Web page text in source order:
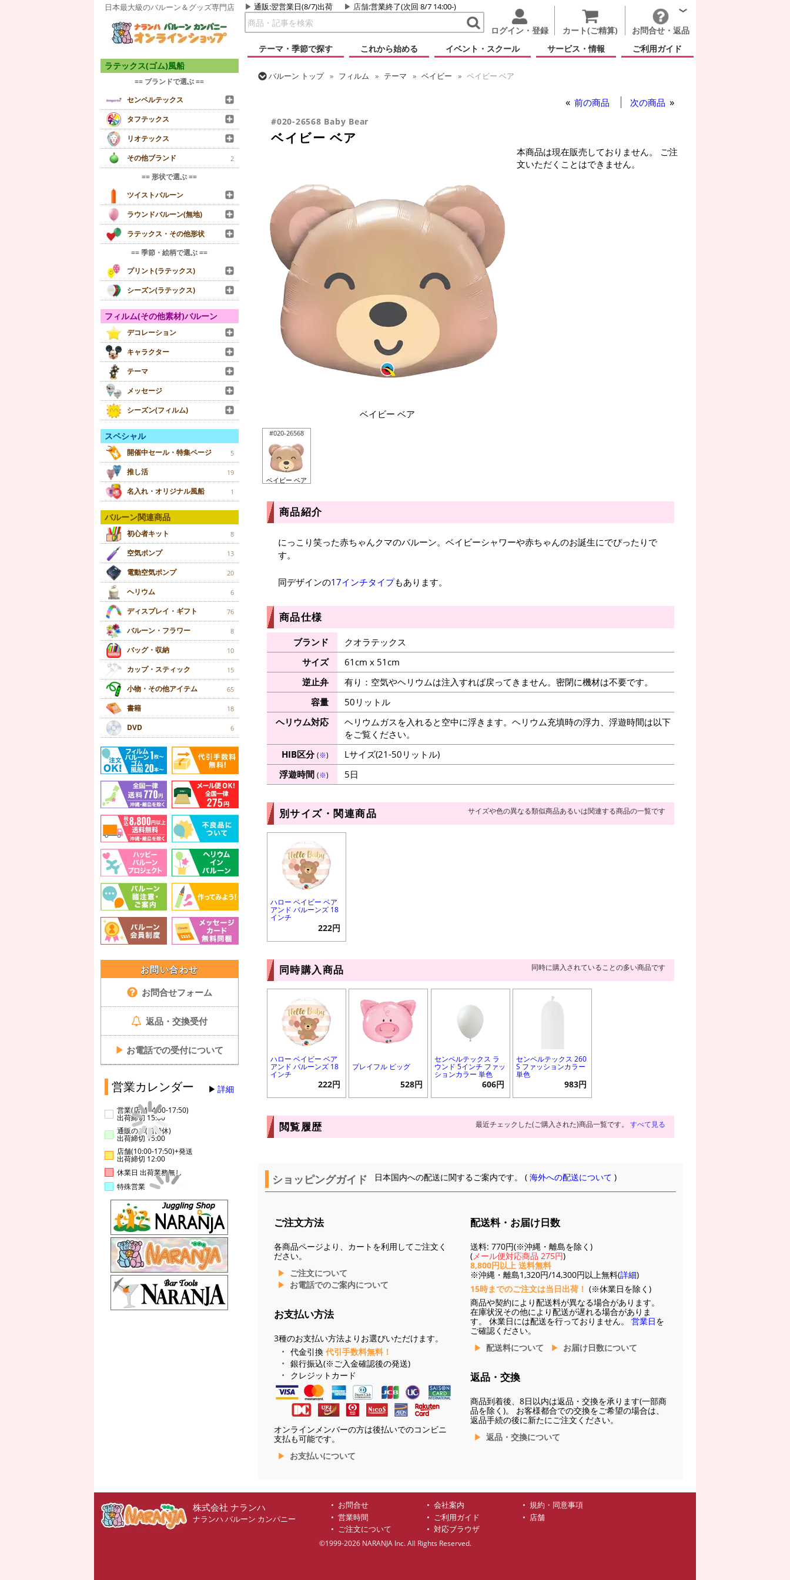
日本最大級のバルーン＆グッズ専門店 通販:翌営業日(8/7)出荷 店舗:営業終了(次回 8/7 14:00-)
ログイン・登録 カート(ご精算)
お問合せ・返品
テーマ・季節で探す
これから始める イベント・スクール サービス・情報 ご利用ガイド
ラテックス(ゴム)風船
== ブランドで選ぶ ==
センペルテックス
タフテックス
リオテックス
その他ブランド
2
== 形状で選ぶ ==
ツイストバルーン
ラウンドバルーン(無地)
ラテックス・その他形状
== 季節・絵柄で選ぶ ==
プリント(ラテックス)
シーズン(ラテックス)
フィルム(その他素材)バルーン
デコレーション
キャラクター
テーマ
メッセージ
シーズン(フィルム)
スペシャル
開催中セール・特集ページ 5
推し活 19
名入れ・オリジナル風船 1
バルーン関連商品
初心者キット 8
空気ポンプ 13
電動空気ポンプ 20
ヘリウム 6
ディスプレイ・ギフト 76
バルーン・フラワー 8
バッグ・収納 10
カップ・スティック 15
小物・その他アイテム 65
書籍 18
DVD 6
お問い合わせ
お問合せフォーム
返品・交換受付
▶ お電話での受付について
営業カレンダー 詳細
営業(店舗14:00-17:50)
出荷締切 15:00
通販のみ(店舗休)
出荷締切 15:00
店舗(10:00-17:50)+発送
出荷締切 12:00
休業日 出荷業務無し
特殊営業
バルーン トップ フィルム テーマ ベイビー
ベイビー ベア
前の商品 次の商品
#020-26568 Baby Bear
ベイビー ベア
ベイビー ベア
#020-26568
ベイビー ベア
本商品は現在販売しておりません。 ご注
文いただくことはできません。
商品紹介
にっこり笑った赤ちゃんクマのバルーン。ベイビーシャワーや赤ちゃんのお誕生にでぴったりで
す。
同デザインの17インチタイプもあります。
商品仕様
ブランド
クオラテックス
サイズ
61cm x 51cm
逆止弁
有り：空気やヘリウムは注入すれば戻ってきません。密閉に機材は不要です。
容量
50リットル
ヘリウム対応
ヘリウムガスを入れると空中に浮きます。ヘリウム充填時の浮力、浮遊時間は以下
をご覧ください。
HIB区分(※)
Lサイズ(21-50リットル)
浮遊時間 (※) 5日
別サイズ・関連商品 サイズや色の異なる類似商品あるいは関連する商品の一覧です
ハロー ベイビー ベア
アンド バルーンズ 18
インチ
222円
同時購入商品 同時に購入されていることの多い商品です
ハロー ベイビー ベア
アンド バルーンズ 18
インチ
222円
プレイフル ピッグ
528円
センペルテックス ラ
ウンド 5インチ ファッ
ションカラー 単色
606円
センペルテックス 260
S ファッションカラー
単色
983円
閲覧履歴 最近チェックした(ご購入された)商品一覧です。 すべて見る
ショッピングガイド 日本国内への配送に関するご案内です。 (海外への配送について )
ご注文方法
各商品ページより、カートを利用してご注文く
ださい。
ご注文について
お電話でのご案内について
お支払い方法
3種のお支払い方法よりお選びいただけます。
代金引換 代引手数料無料！
銀行振込(※ご入金確認後の発送)
クレジットカード
オンラインメンバーの方は後払いでのコンビニ
支払も可能です。
お支払いについて
配送料・お届け日数
送料: 770円(※沖縄・離島を除く)
(メール便対応商品 275円)
8,800円以上 送料無料
※沖縄・離島1,320円/14,300円以上無料(詳細)
15時までのご注文は当日出荷！ (※休業日を除く)
商品や契約により配送料が異なる場合があります。
在庫状況その他により配送が遅れる場合がありま
す。 休業日には配送を行っておりません。 営業日を
ご確認ください。
配送料について
お届け日数について
返品・交換
商品到着後、8日以内は返品・交換を承ります(一部商
品を除く)。 お客様都合での交換をご希望の場合は、
返品手続の後に新たにご注文ください。
返品・交換について
株式会社 ナランハ
ナランハ バルーン カンパニー
お問合せ 会社案内
規約・同意事項
営業時間
ご利用ガイド
店舗
ご注文について
対応ブラウザ
©1999-2026 NARANJA Inc. All Rights Reserved.